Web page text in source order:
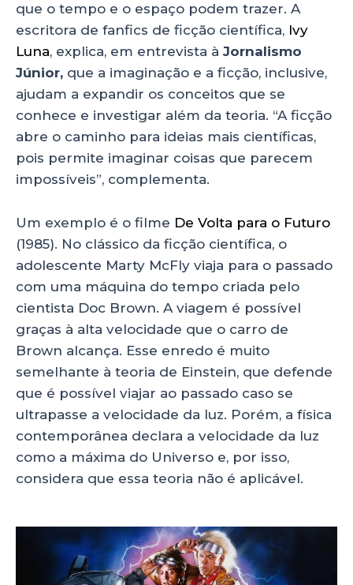
que o tempo e o espaço podem trazer. A
escritora de fanfics de ficção científica, Ivy
Luna, explica, em entrevista à Jornalismo
Júnior, que a imaginação e a ficção, inclusive,
ajudam a expandir os conceitos que se
conhece e investigar além da teoria. “A ficção
abre o caminho para ideias mais científicas,
pois permite imaginar coisas que parecem
impossíveis”, complementa.
Um exemplo é o filme De Volta para o Futuro
(1985). No clássico da ficção científica, o
adolescente Marty McFly viaja para o passado
com uma máquina do tempo criada pelo
cientista Doc Brown. A viagem é possível
graças à alta velocidade que o carro de
Brown alcança. Esse enredo é muito
semelhante à teoria de Einstein, que defende
que é possível viajar ao passado caso se
ultrapasse a velocidade da luz. Porém, a física
contemporânea declara a velocidade da luz
como a máxima do Universo e, por isso,
considera que essa teoria não é aplicável.